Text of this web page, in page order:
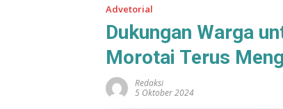
Advetorial
Dukungan Warga
Morotai Terus
Redaksi
5 Oktober 2024